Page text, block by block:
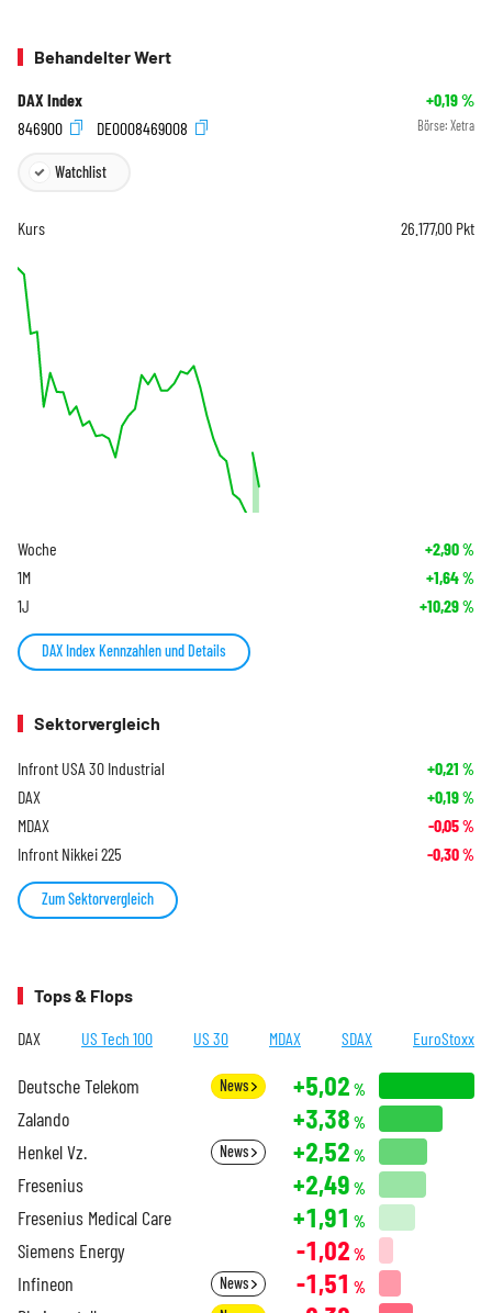
Behandelter Wert
DAX Index +0,19%
846900
DE0008469008 Börse: Xetra
Watchlist
Kurs 26.177,00 Pkt
Woche +2,90%
1M +1,64%
1J +10,29%
DAX Index Kennzahlen und Details
Sektorvergleich
Infront USA 30 Industrial +0,21 %
DAX +0,19%
MDAX -0,05%
Infront Nikkei 225 -0,30%
Zum Sektorvergleich
Tops & Flops
DAX US Tech 100 US 30 MDAX SDAX EuroStoxx
Deutsche Telekom News +5,02 %
Zalando +3,38 %
Henkel Vz. News +2,52 %
Fresenius +2,49 %
Fresenius Medical Care +1,91 %
Siemens Energy -1,02 %
Infineon News -1,51 %